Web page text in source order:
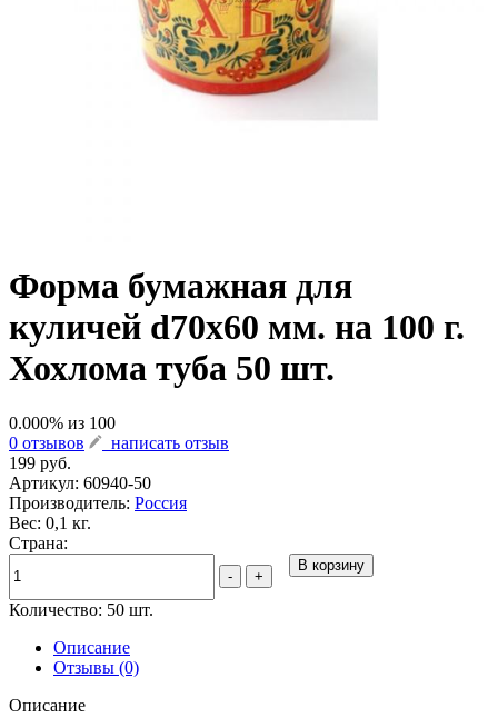
Форма бумажная для
куличей d70х60 мм. на 100 г.
Хохлома туба 50 шт.
0.000% из 100
0 отзывов
написать отзыв
199 руб.
Артикул: 60940-50
Производитель: Россия
Вес: 0,1 кг.
Страна:
- +
В корзину
Количество: 50 шт.
Описание
Отзывы (0)
Описание